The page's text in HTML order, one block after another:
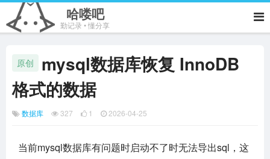
哈喽吧
勤记录 • 懂分享
原创
mysql数据库恢复 InnoDB
格式的数据
数据库 327 1 2026-04-25
当前mysql数据库有问题时启动不了时无法导出sql，这